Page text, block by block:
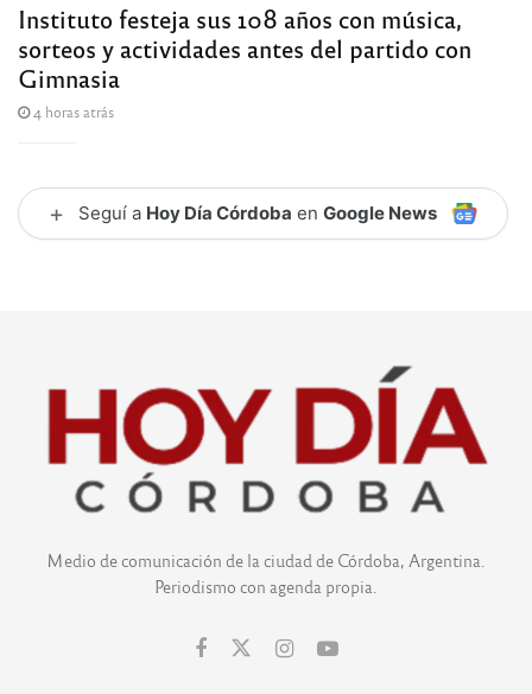
Instituto festeja sus 108 años con música,
sorteos y actividades antes del partido con
Gimnasia
4 horas atrás
+ Seguí a Hoy Día Córdoba en Google News
Medio de comunicación de la ciudad de Córdoba, Argentina.
Periodismo con agenda propia.